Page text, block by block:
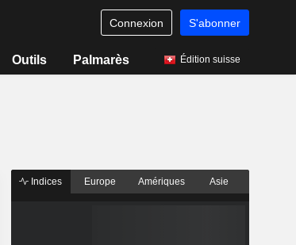
Connexion S'abonner
Outils Palmarès Édition suisse
Indices Europe Amériques Asie